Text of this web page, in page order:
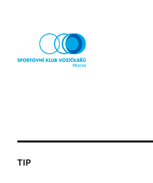
TIP